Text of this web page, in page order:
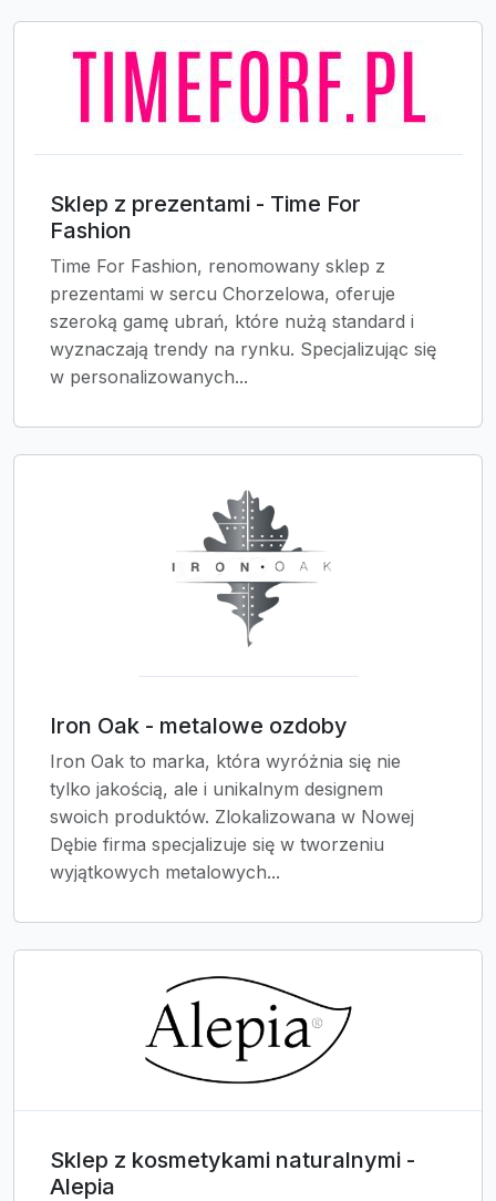
Sklep z prezentami - Time For
Fashion
Time For Fashion, renomowany sklep z
prezentami w sercu Chorzelowa, oferuje
szeroką gamę ubrań, które nużą standard i
wyznaczają trendy na rynku. Specjalizując się
w personalizowanych...
Iron Oak - metalowe ozdoby
Iron Oak to marka, która wyróżnia się nie
tylko jakością, ale i unikalnym designem
swoich produktów. Zlokalizowana w Nowej
Dębie firma specjalizuje się w tworzeniu
wyjątkowych metalowych...
Sklep z kosmetykami naturalnymi -
Alepia